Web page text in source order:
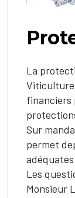
La
Viticulture
financier​s
Sur
permet
​Les
Monsieur